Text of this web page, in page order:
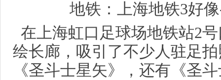
地铁：上海地铁3好
在上海虹口足球场地铁站2
绘长廊，吸引了不少人驻足
《圣斗士星矢》，还有《圣